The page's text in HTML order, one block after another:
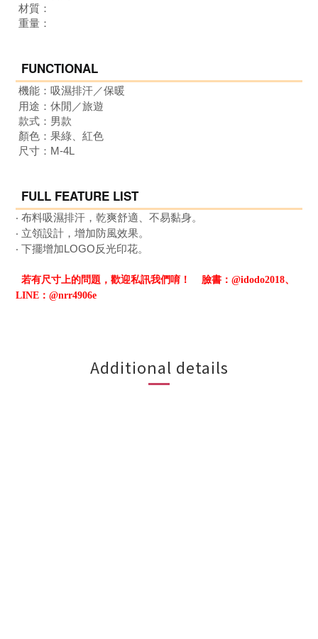
材質：
重量：
FUNCTIONAL
機能： 吸濕排汗／保暖
用途： 休閒／旅遊
款式：男款
顏色：果綠、紅色
尺寸：M-4L
FULL FEATURE LIST
‧ 布料吸濕排汗，乾爽舒適、不易黏身。
‧ 立領設計，增加防風效果。
‧ 下擺增加LOGO反光印花。
若有尺寸上的問題，歡迎私訊我們唷！
臉書：@idodo2018、
LINE：@nrr4906e
Additional details